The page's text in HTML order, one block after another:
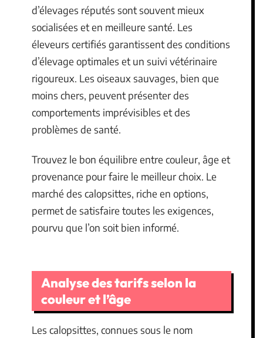
d’élevages réputés sont souvent mieux
socialisées et en meilleure santé. Les
éleveurs certifiés garantissent des conditions
d’élevage optimales et un suivi vétérinaire
rigoureux. Les oiseaux sauvages, bien que
moins chers, peuvent présenter des
comportements imprévisibles et des
problèmes de santé.
Trouvez le bon équilibre entre couleur, âge et
provenance pour faire le meilleur choix. Le
marché des calopsittes, riche en options,
permet de satisfaire toutes les exigences,
pourvu que l’on soit bien informé.
Analyse des tarifs selon la
couleur et l’âge
Les calopsittes, connues sous le nom